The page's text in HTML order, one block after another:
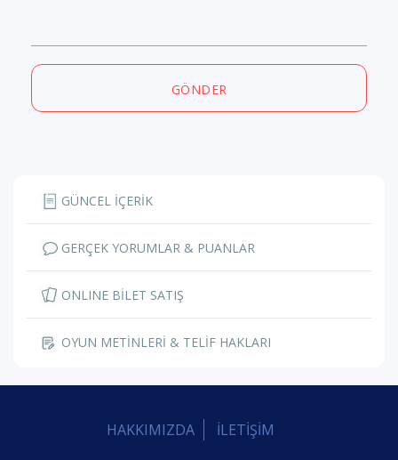
GÖNDER
GÜNCEL İÇERİK
GERÇEK YORUMLAR & PUANLAR
ONLINE BİLET SATIŞ
OYUN METİNLERİ & TELİF HAKLARI
HAKKIMIZDA İLETİŞİM